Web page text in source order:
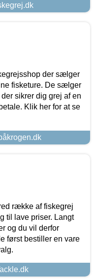
der sælger
fisketure. De sælger
sikrer dig grej af en
Klik her for at se
række af fiskegrej
til lave priser. Langt
og du vil derfor
først bestiller en vare